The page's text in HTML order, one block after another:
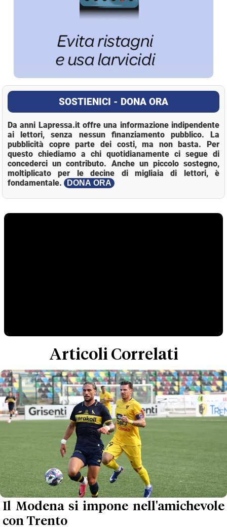
SOSTIENICI - DONA ORA
Da anni Lapressa.it offre una informazione indipendente
ai lettori, senza nessun finanziamento pubblico. La
pubblicità copre parte dei costi, ma non basta. Per
questo chiediamo a chi quotidianamente ci segue di
concederci un contributo. Anche un piccolo sostegno,
moltiplicato per le decine di migliaia di lettori, è
fondamentale.
DONA ORA
Articoli Correlati
Il Modena si impone nell'amichevole
con Trento